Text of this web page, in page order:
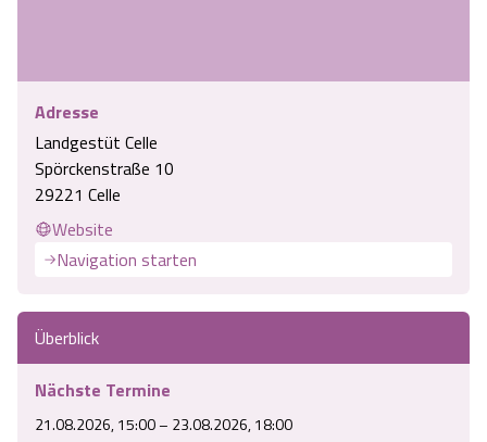
Adresse
Landgestüt Celle
Spörckenstraße 10
29221 Celle
Website
Navigation starten
Überblick
Nächste Termine
21.08.2026, 15:00 – 23.08.2026, 18:00